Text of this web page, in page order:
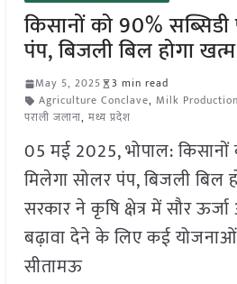
किसानों को 90%
पंप, बिजली बिल होगा खत्म
May 5, 2025
3 min read
Agriculture Conclave, Milk Production
पराली जलाना, मध्य प्रदेश
05 मई 2025, भोपाल: किसानों
मिलेगा सोलर पंप, बिजली बिल
सरकार ने कृषि क्षेत्र में सौर
बढ़ावा देने के लिए कई योजनाओं
सीतामऊ